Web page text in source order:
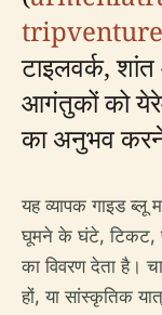
टाइलवर्क,
आगंतुकों को
का अनुभव
यह व्यापक गाइड ब्लू
घूमने के घंटे, टिकट,
का विवरण देता है।
हों, या सांस्कृतिक